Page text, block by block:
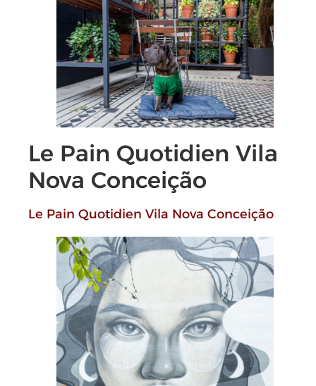
Le Pain Quotidien Vila
Nova Conceição
Le Pain Quotidien Vila Nova Conceição